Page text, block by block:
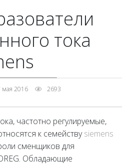
тока
мая 2016 2693
частотно регулируемые,
к семействуsiemens
сменщиков для
Обладающие